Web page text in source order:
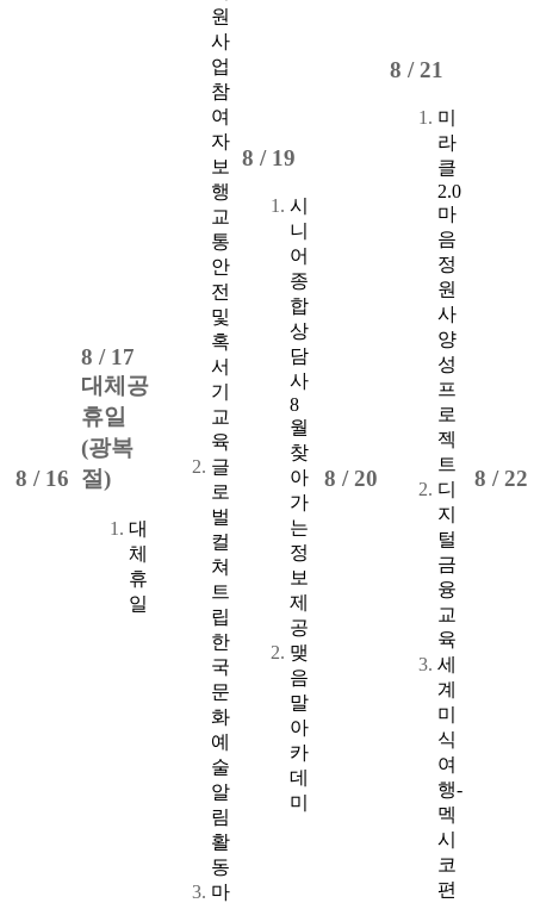
8 / 16
8 / 17
대체공
휴일
(광복
절)
대
체
휴
일
원
사
업
참
여
자
보
행
교
통
안
전
및
혹
서
기
교
육
글
로
벌
컬
쳐
트
립
한
국
문
화
예
술
알
림
활
동
마
8 / 19
시
니
어
종
합
상
담
사
8
월
찾
아
가
는
정
보
제
공
맺
음
말
아
카
데
미
8 /20
8 /21
미
라
클
2.0
마
음
정
원
사
양
성
프
로
젝
트
디
지
털
금
융
교
육
세
계
미
식
여
행-
멕
시
코
편
8 /22